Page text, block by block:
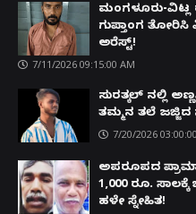
ಮಂಗಳೂರು-
ಗುಪ್ತಾಂಗ ತೋರಿಸಿ
ಅರೆಸ್ಟ್!
7/11/2026 09:15:00 AM
ಸುರತ್ಕಲ್ ನಲ್ಲಿ
ತಮ್ಮನ ತಲೆ
7/20/2026
ಅಪರೂಪದ
1,000 ರೂ.
ಹಳೇ ಸ್ನೇಹಿತ!